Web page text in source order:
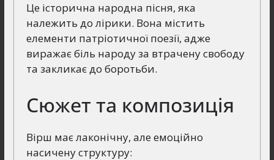
Це історична народна пісня, яка
належить до лірики. Вона містить
елементи патріотичної поезії, адже
виражає біль народу за втрачену свободу
та закликає до боротьби.
Сюжет та композиція
Вірш має лаконічну, але емоційно
насичену структуру: